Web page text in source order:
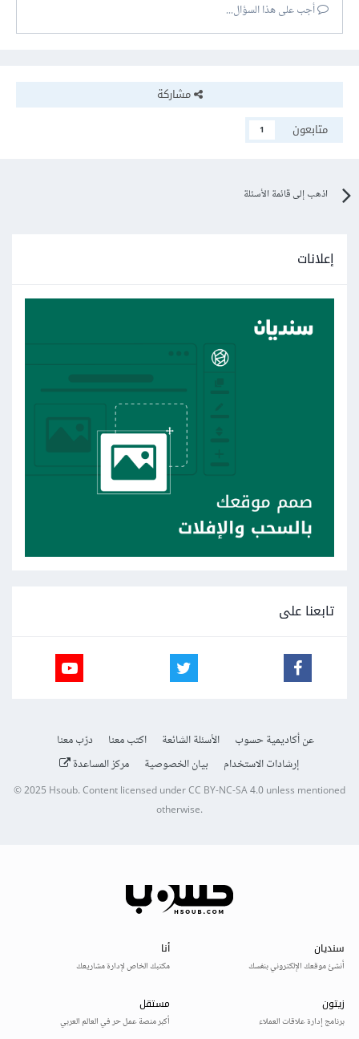
أجب على هذا السؤال...
مشاركة
متابعون
1
اذهب إلى قائمة الأسئلة
إعلانات
تابعنا على
عن أكاديمية حسوب الأسئلة الشائعة اكتب معنا
درّب معنا
إرشادات الاستخدام
بيان الخصوصية مركز المساعدة
© 2025Hsoub.Content licensed underCC BY-NC-SA 4.0unless mentioned
otherwise.